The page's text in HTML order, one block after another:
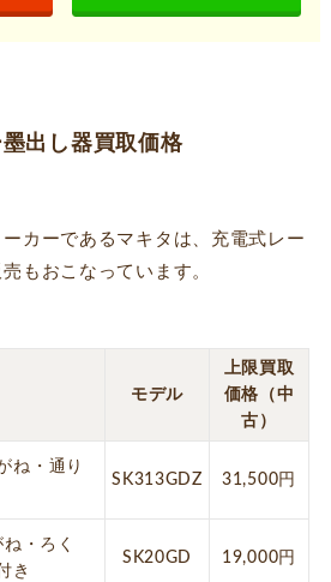
出し器買取価格
カーであるマキタは、充電式レー
もおこなっています。
モデル
上限買取
価格（中
古）
ね・通り
SK313GDZ 31,500円
ね・ろく
き
SK20GD 19,000円